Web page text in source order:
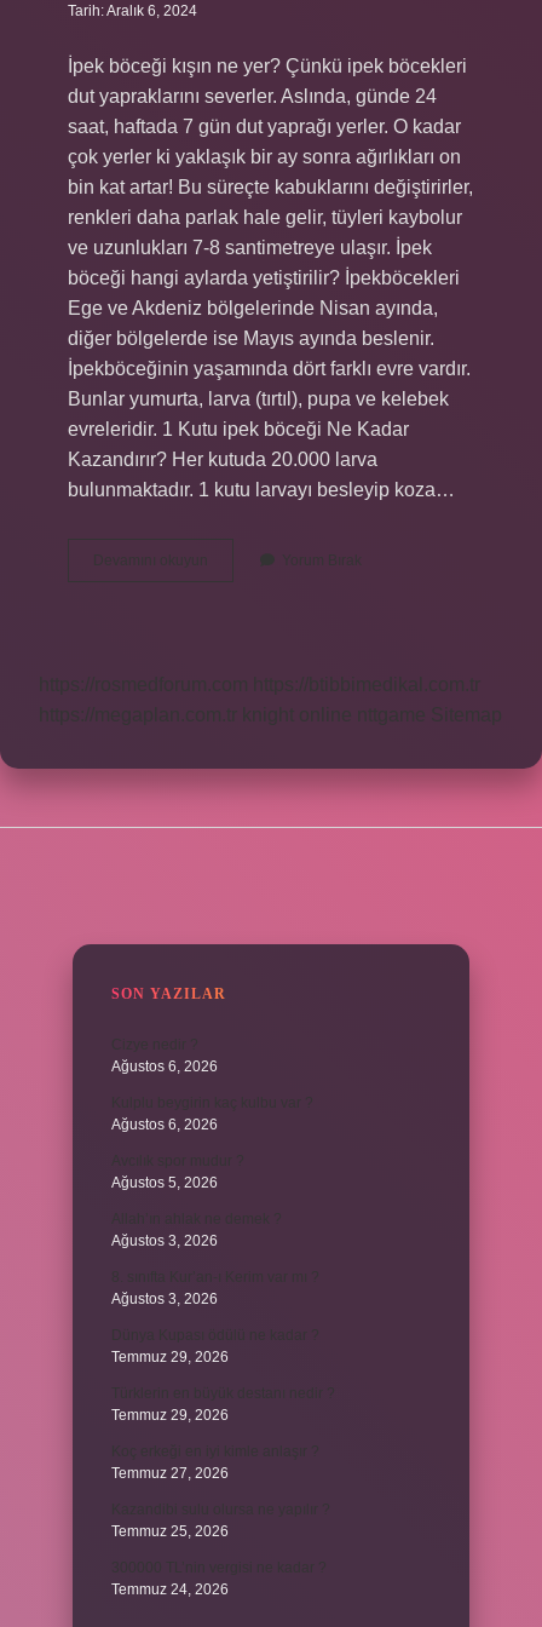
Tarih: Aralık 6, 2024
İpek böceği kışın ne yer? Çünkü ipek böcekleri
dut yapraklarını severler. Aslında, günde 24
saat, haftada 7 gün dut yaprağı yerler. O kadar
çok yerler ki yaklaşık bir ay sonra ağırlıkları on
bin kat artar! Bu süreçte kabuklarını değiştirirler,
renkleri daha parlak hale gelir, tüyleri kaybolur
ve uzunlukları 7-8 santimetreye ulaşır. İpek
böceği hangi aylarda yetiştirilir? İpekböcekleri
Ege ve Akdeniz bölgelerinde Nisan ayında,
diğer bölgelerde ise Mayıs ayında beslenir.
İpekböceğinin yaşamında dört farklı evre vardır.
Bunlar yumurta, larva (tırtıl), pupa ve kelebek
evreleridir. 1 Kutu ipek böceği Ne Kadar
Kazandırır? Her kutuda 20.000 larva
bulunmaktadır. 1 kutu larvayı besleyip koza…
Devamını okuyun
Ipek
Yorum Bırak
https://rosmedforum.com
https://btibbimedikal.com.tr
https://megaplan.com.tr knight online nttgame Sitemap
SON YAZILAR
Ağustos 6, 2026
Ağustos 6, 2026
Ağustos 5, 2026
Ağustos 3, 2026
Ağustos 3, 2026
Temmuz 29, 2026
Temmuz 29, 2026
Temmuz 27, 2026
Temmuz 25, 2026
Temmuz 24, 2026